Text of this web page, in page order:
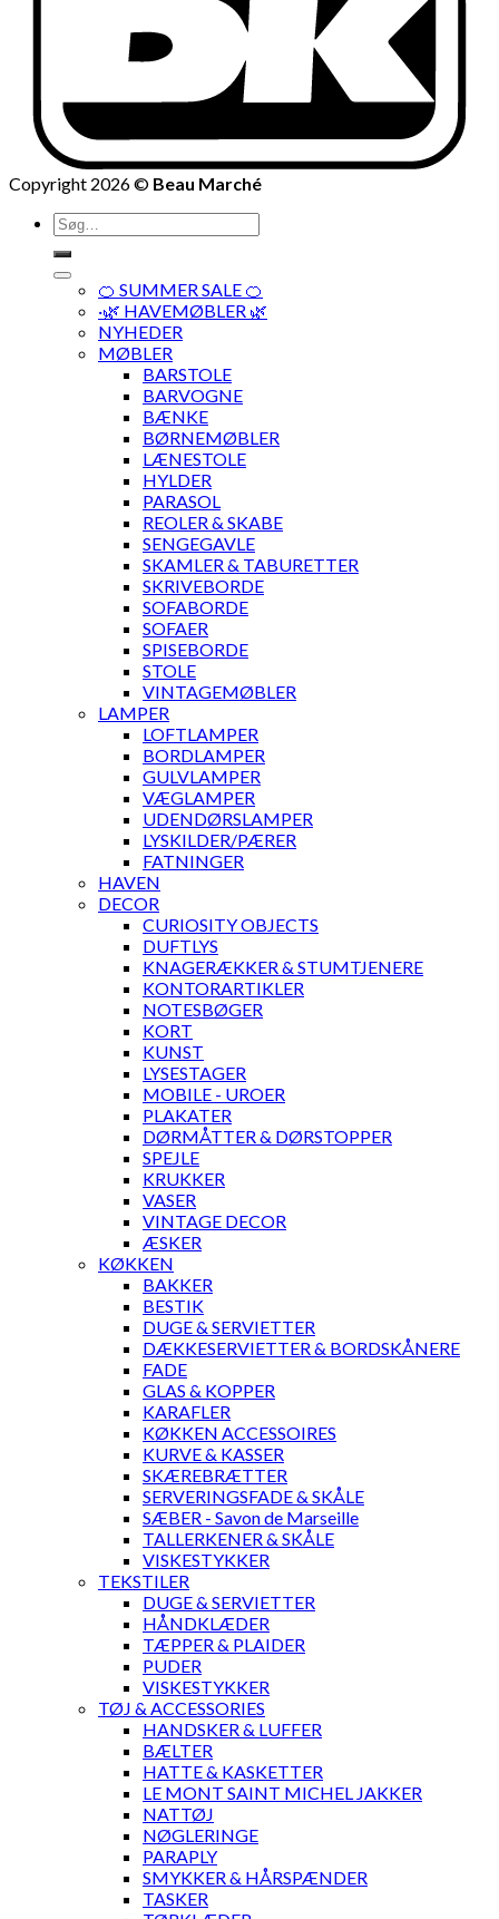
Copyright 2026 © Beau Marché
Søg
efter:
🍊 SUMMER SALE 🍊
·🌿 HAVEMØBLER 🌿
NYHEDER
MØBLER
BARSTOLE
BARVOGNE
BÆNKE
BØRNEMØBLER
LÆNESTOLE
HYLDER
PARASOL
REOLER & SKABE
SENGEGAVLE
SKAMLER & TABURETTER
SKRIVEBORDE
SOFABORDE
SOFAER
SPISEBORDE
STOLE
VINTAGEMØBLER
LAMPER
LOFTLAMPER
BORDLAMPER
GULVLAMPER
VÆGLAMPER
UDENDØRSLAMPER
LYSKILDER/PÆRER
FATNINGER
HAVEN
DECOR
CURIOSITY OBJECTS
DUFTLYS
KNAGERÆKKER & STUMTJENERE
KONTORARTIKLER
NOTESBØGER
KORT
KUNST
LYSESTAGER
MOBILE - UROER
PLAKATER
DØRMÅTTER & DØRSTOPPER
SPEJLE
KRUKKER
VASER
VINTAGE DECOR
ÆSKER
KØKKEN
BAKKER
BESTIK
DUGE & SERVIETTER
DÆKKESERVIETTER & BORDSKÅNERE
FADE
GLAS & KOPPER
KARAFLER
KØKKEN ACCESSOIRES
KURVE & KASSER
SKÆREBRÆTTER
SERVERINGSFADE & SKÅLE
SÆBER - Savon de Marseille
TALLERKENER & SKÅLE
VISKESTYKKER
TEKSTILER
DUGE & SERVIETTER
HÅNDKLÆDER
TÆPPER & PLAIDER
PUDER
VISKESTYKKER
TØJ & ACCESSORIES
HANDSKER & LUFFER
BÆLTER
HATTE & KASKETTER
LE MONT SAINT MICHEL JAKKER
NATTØJ
NØGLERINGE
PARAPLY
SMYKKER & HÅRSPÆNDER
TASKER